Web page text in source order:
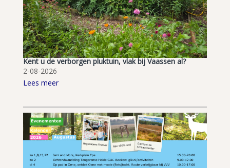
Kent u de verborgen pluktuin, vlak bij Vaassen al?
2-08-2026
Lees meer